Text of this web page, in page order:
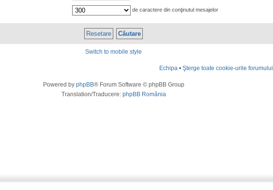
de caractere din conţinutul mesajelor
Switch to mobile style
Echipa •Şterge toate cookie-urile forumului
Powered by phpBB® Forum Software © phpBB Group
Translation/Traducere: phpBB România